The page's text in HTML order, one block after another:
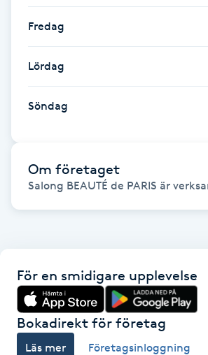
Healing
Herrklippning
HIFU
Hollywood Peel
Hot Stone Massage
Huduppstramning
Fredag
Lördag
Söndag
Om företaget
Salong BEAUTÉ de PARIS är
För en smidigare upplevelse
Bokadirekt för företag
Läs mer Företagsinloggning